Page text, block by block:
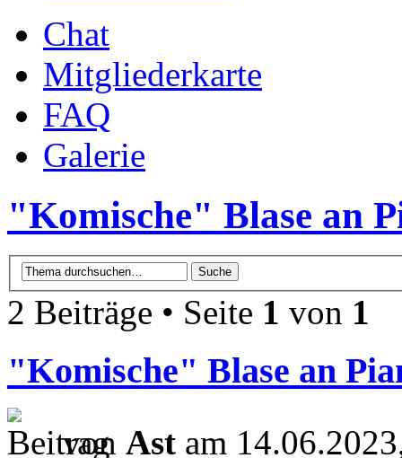
Chat
Mitgliederkarte
FAQ
Galerie
"Komische" Blase an
2 Beiträge • Seite 1 von 1
"Komische" Blase an
von Ast am